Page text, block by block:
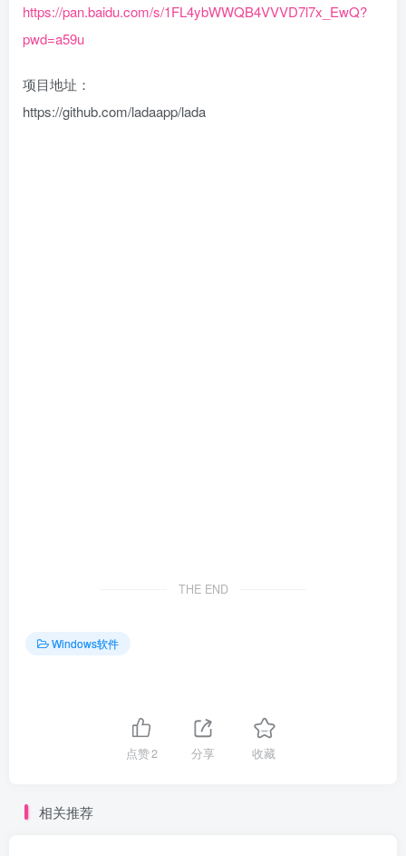
https://pan.baidu.com/s/1FL4ybWWQB4VVVD7l7x_EwQ?
pwd=a59u
项目地址：
https://github.com/ladaapp/lada
THE END
Windows软件
点赞2 分享 收藏
相关推荐